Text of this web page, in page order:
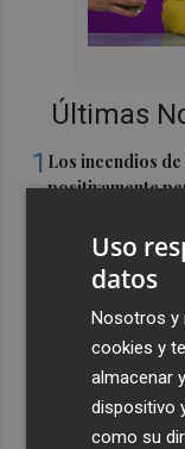
Últimas
1 Los incendios
positivamente
Luz verde a
renovar las dos
Murcia
Las cuatro
máximo nivel
El pequeño
demanda
Uso
datos
Nosotros y
cookies y
almacenar
dispositivo
como su